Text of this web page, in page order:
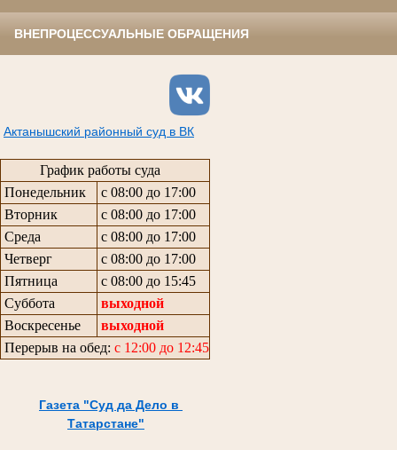
ВНЕПРОЦЕССУАЛЬНЫЕ ОБРАЩЕНИЯ
Актанышский районный суд в ВК
График работы суда
Понедельник
с 08:00 до 17:00
Вторник
с 08:00 до 17:00
Среда
с 08:00 до 17:00
Четверг
с 08:00 до 17:00
Пятница
с 08:00 до 15:45
Суббота
выходной
Воскресенье
выходной
Перерыв на обед: с 12:00 до 12:45
Газета "Суд да Дело в
Татарстане"